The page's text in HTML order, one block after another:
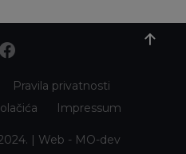
Pravila privatnosti
Impressum
| Web - MO-dev